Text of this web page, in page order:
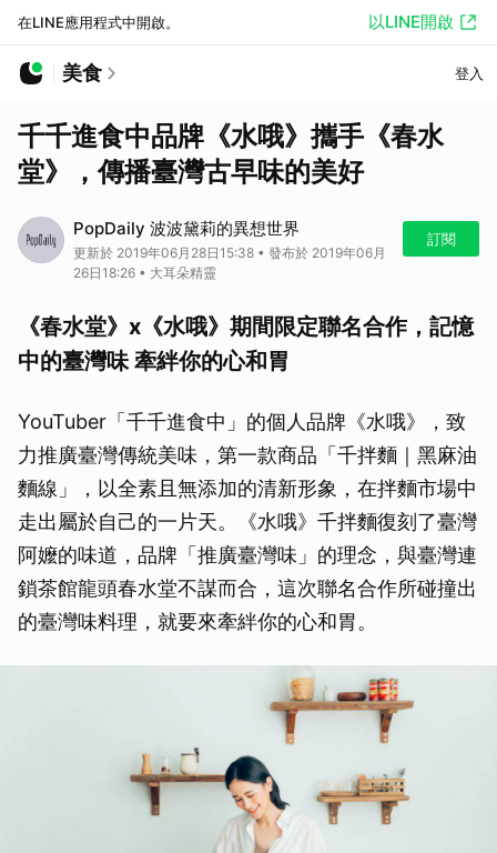
在LINE應用程式中開啟。 以LINE開啟
美食 登入
千千進食中品牌《水哦》攜手《春水
堂》，傳播臺灣古早味的美好
PopDaily 波波黛莉的異想世界
更新於 2019年06月28日15:38 • 發布於 2019年06月
26日18:26 • 大耳朵精靈
訂閱
《春水堂》x《水哦》期間限定聯名合作，記憶
中的臺灣味 牽絆你的心和胃
YouTuber「千千進食中」的個人品牌《水哦》，致
力推廣臺灣傳統美味，第一款商品「千拌麵｜黑麻油
麵線」，以全素且無添加的清新形象，在拌麵市場中
走出屬於自己的一片天。《水哦》千拌麵復刻了臺灣
阿嬤的味道，品牌「推廣臺灣味」的理念，與臺灣連
鎖茶館龍頭春水堂不謀而合，這次聯名合作所碰撞出
的臺灣味料理，就要來牽絆你的心和胃。